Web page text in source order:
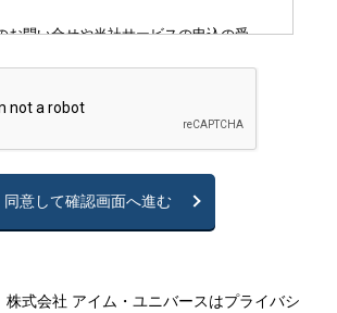
お問い合せや当社サービスの申込の受
ため
サービスに関するお問い合わせをいただ
Cookie）の使用について
を書き込み保存させる仕組みです。データ
トに訪れた日時、そのサイトの訪問回
同意して確認画面へ進む
株式会社 アイム・ユニバースはプライバシ